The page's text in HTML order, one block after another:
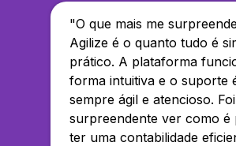
"O que mais me
Agilize é o quanto tudo é
prático. A plataforma
forma intuitiva e o suporte
sempre ágil e atencioso. Foi
surpreendente ver como é
ter uma contabilidade